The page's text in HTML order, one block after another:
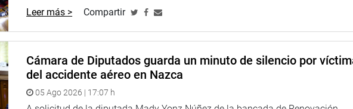
(Perú Libre) recordó que “ya no vivimos en la nefasta época de la dictadura
a las instituciones del Estado. Las elecciones han sido legítimas, veedores
no hay razón ni fundamento para dudar ni deslegitimar las elecciones. Las
y democráticas”, puntualizó.
Quito Sarmiento, la moción “es sólo parte de una estrategia política para
Leer más > Compartir
Cámara de Diputados guarda un minuto de silencio por
del accidente aéreo en Nazca
05 Ago 2026 | 17:07 h